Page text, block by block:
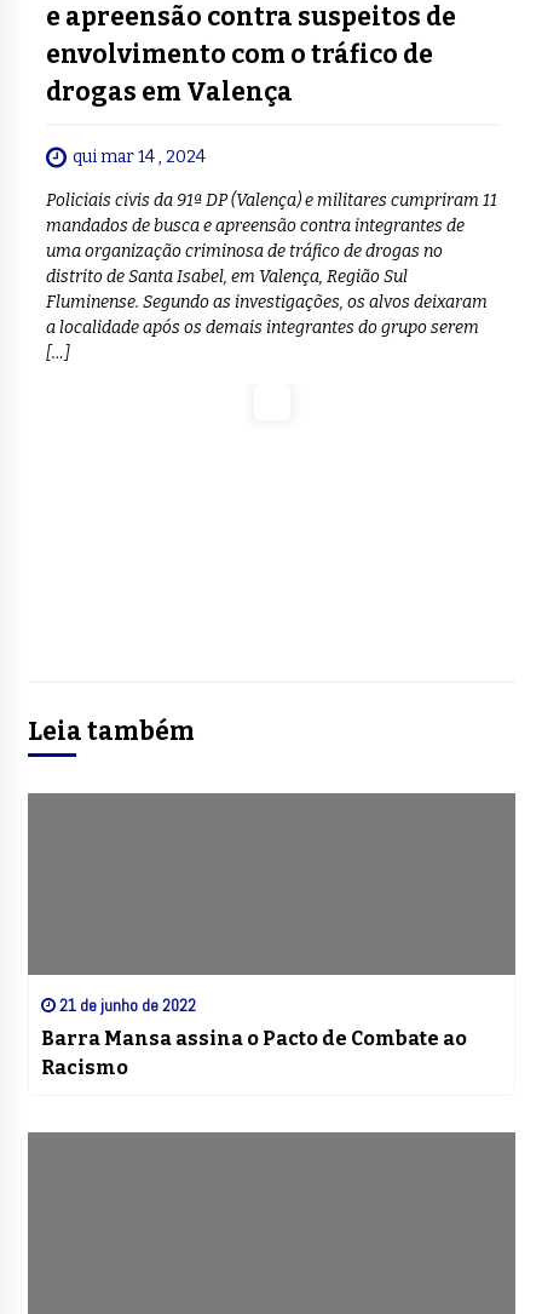
e apreensão contra suspeitos de
envolvimento com o tráfico de
drogas em Valença
qui mar 14 , 2024
Policiais civis da 91ª DP (Valença) e militares cumpriram 11
mandados de busca e apreensão contra integrantes de
uma organização criminosa de tráfico de drogas no
distrito de Santa Isabel, em Valença, Região Sul
Fluminense. Segundo as investigações, os alvos deixaram
a localidade após os demais integrantes do grupo serem
[…]
Leia também
21 de junho de 2022
Barra Mansa assina o Pacto de Combate ao
Racismo